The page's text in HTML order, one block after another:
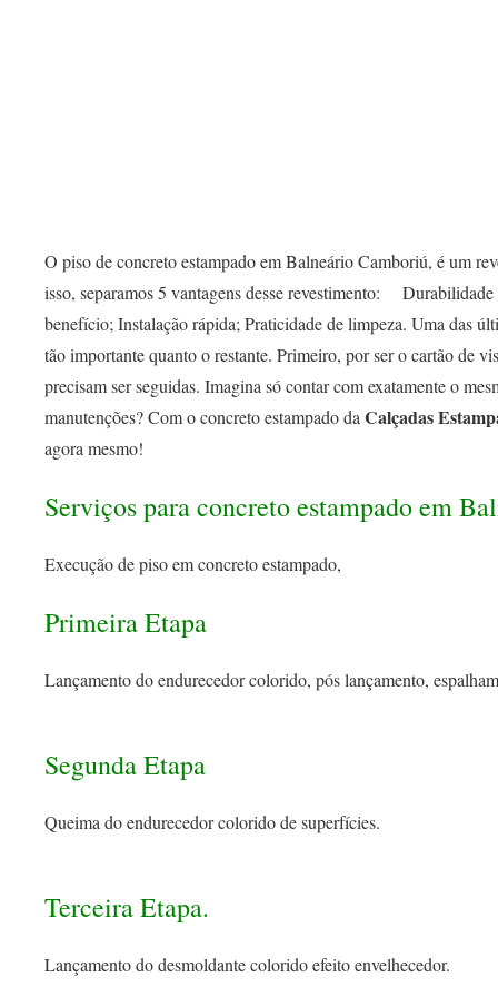
O piso de concreto estampado em Balneário Camboriú, é um
isso, separamos 5 vantagens desse revestimento: ⠀
benefício; Instalação rápida; Praticidade de limpeza. Uma das
tão importante quanto o restante. Primeiro, por ser o cartão de
precisam ser seguidas. Imagina só contar com exatamente o
manutenções? Com o concreto estampado da Calçadas
agora mesmo!
Serviços para concreto estampado em
Execução de piso em concreto estampado,
Primeira Etapa
Lançamento do endurecedor colorido, pós lançamento,
Segunda Etapa
Queima do endurecedor colorido de superfícies.
Terceira Etapa.
Lançamento do desmoldante colorido efeito envelhecedor.